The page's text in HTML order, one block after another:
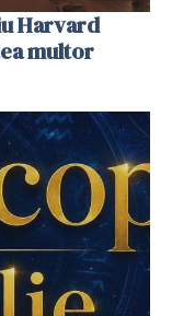
Harvard
multor